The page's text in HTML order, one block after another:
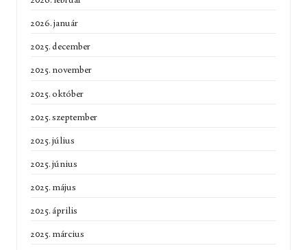
2026. január
2025. december
2025. november
2025. október
2025. szeptember
2025. július
2025. június
2025. május
2025. április
2025. március